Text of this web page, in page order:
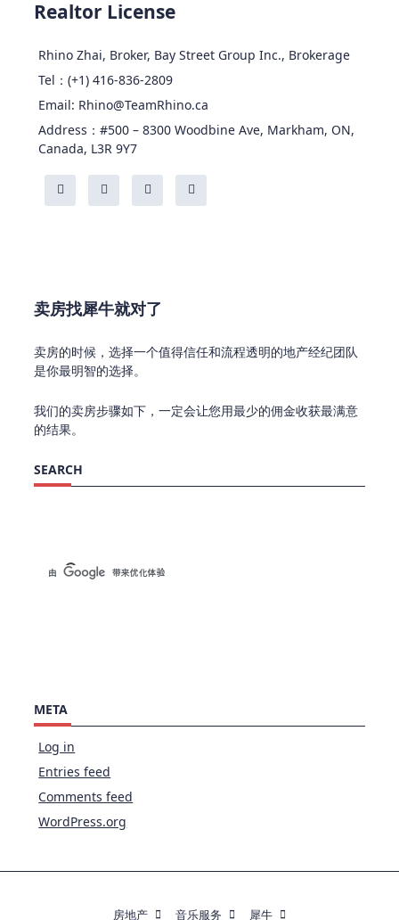
Realtor License
Rhino Zhai, Broker, Bay Street Group Inc., Brokerage
Tel：(+1) 416-836-2809
Email: Rhino@TeamRhino.ca
Address：#500 – 8300 Woodbine Ave, Markham, ON,
Canada, L3R 9Y7
卖房找犀牛就对了
卖房的时候，选择一个值得信任和流程透明的地产经纪团队
是你最明智的选择。
我们的卖房步骤如下，一定会让您用最少的佣金收获最满意
的结果。
SEARCH
META
Log in
Entries feed
Comments feed
WordPress.org
房地产 音乐服务 犀牛